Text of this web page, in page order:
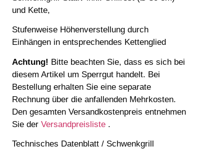
und Kette,
Stufenweise Höhenverstellung durch
Einhängen in entsprechendes Kettenglied
Achtung! Bitte beachten Sie, dass es sich bei
diesem Artikel um Sperrgut handelt. Bei
Bestellung erhalten Sie eine separate
Rechnung über die anfallenden Mehrkosten.
Den gesamten Versandkostenpreis entnehmen
Sie der Versandpreisliste .
Technisches Datenblatt / Schwenkgrill